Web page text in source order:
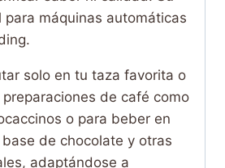
máquinas automáticas
solo en tu taza favorita o
de café como
o para beber en
de chocolate y otras
adaptándose a